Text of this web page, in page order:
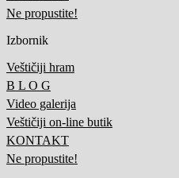
Ne propustite!
Izbornik
Veštičiji hram
B L O G
Video galerija
Veštičiji on-line butik
KONTAKT
Ne propustite!